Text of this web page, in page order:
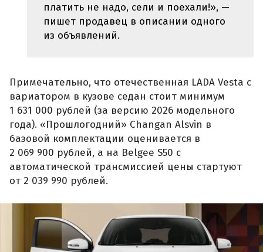
платить не надо, сели и поехали!», —
пишет продавец в описании одного
из объявлений.
Примечательно, что отечественная LADA Vesta с
вариатором в кузове седан стоит минимум
1 631 000 рублей (за версию 2026 модельного
года). «Прошлогодний» Changan Alsvin в
базовой комплектации оценивается в
2 069 900 рублей, а на Belgee S50 с
автоматической трансмиссией цены стартуют
от 2 039 990 рублей.